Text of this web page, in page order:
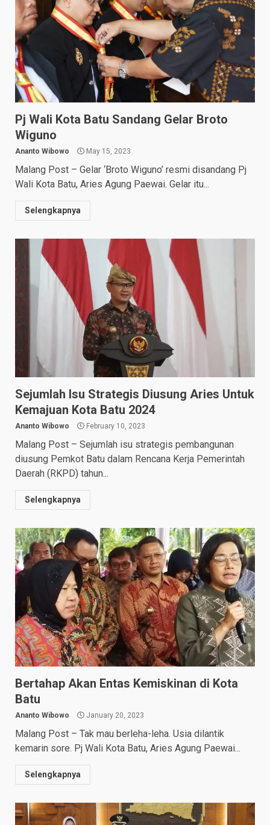
Pj Wali Kota Batu Sandang Gelar Broto
Wiguno
Ananto Wibowo May 15, 2023
Malang Post – Gelar ‘Broto Wiguno’ resmi disandang Pj
Wali Kota Batu, Aries Agung Paewai. Gelar itu...
Selengkapnya
Sejumlah Isu Strategis Diusung Aries Untuk
Kemajuan Kota Batu 2024
Ananto Wibowo February 10, 2023
Malang Post – Sejumlah isu strategis pembangunan
diusung Pemkot Batu dalam Rencana Kerja Pemerintah
Daerah (RKPD) tahun...
Selengkapnya
Bertahap Akan Entas Kemiskinan di Kota
Batu
Ananto Wibowo January 20, 2023
Malang Post – Tak mau berleha-leha. Usia dilantik
kemarin sore. Pj Wali Kota Batu, Aries Agung Paewai...
Selengkapnya